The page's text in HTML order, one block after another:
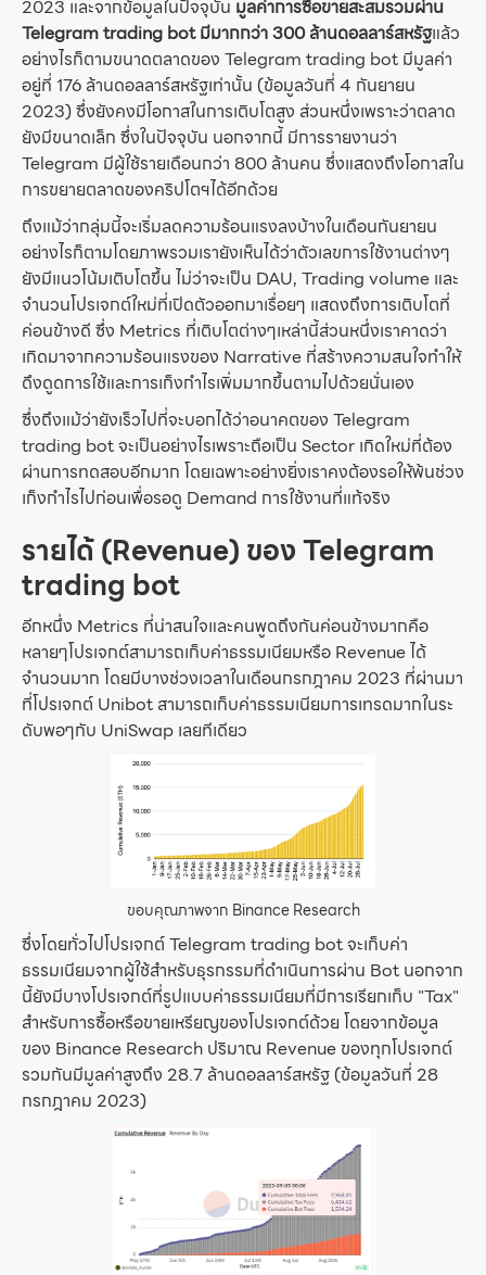
2023 และจากข้อมูลในปัจจุบัน มูลค่าการซื้อขายสะสมรวมผ่าน
Telegram trading bot มีมากกว่า 300 ล้านดอลลาร์สหรัฐแล้ว
อย่างไรก็ตามขนาดตลาดของ Telegram trading bot มีมูลค่า
อยู่ที่ 176 ล้านดอลลาร์สหรัฐเท่านั้น (ข้อมูลวันที่ 4 กันยายน
2023) ซึ่งยังคงมีโอกาสในการเติบโตสูง ส่วนหนึ่งเพราะว่าตลาด
ยังมีขนาดเล็ก ซึ่งในปัจจุบัน นอกจากนี้ มีการรายงานว่า
Telegram มีผู้ใช้รายเดือนกว่า 800 ล้านคน ซึ่งแสดงถึงโอกาสใน
การขยายตลาดของคริปโตฯได้อีกด้วย
ถึงแม้ว่ากลุ่มนี้จะเริ่มลดความร้อนแรงลงบ้างในเดือนกันยายน
อย่างไรก็ตามโดยภาพรวมเรายังเห็นได้ว่าตัวเลขการใช้งานต่างๆ
ยังมีแนวโน้มเติบโตขึ้น ไม่ว่าจะเป็น DAU, Trading volume และ
จำนวนโปรเจกต์ใหม่ที่เปิดตัวออกมาเรื่อยๆ แสดงถึงการเติบโตที่
ค่อนข้างดี ซึ่ง Metrics ที่เติบโตต่างๆเหล่านี้ส่วนหนึ่งเราคาดว่า
เกิดมาจากความร้อนแรงของ Narrative ที่สร้างความสนใจทำให้
ดึงดูดการใช้และการเก็งกำไรเพิ่มมากขึ้นตามไปด้วยนั่นเอง
ซึ่งถึงแม้ว่ายังเร็วไปที่จะบอกได้ว่าอนาคตของ Telegram
trading bot จะเป็นอย่างไรเพราะถือเป็น Sector เกิดใหม่ที่ต้อง
ผ่านการทดสอบอีกมาก โดยเฉพาะอย่างยิ่งเราคงต้องรอให้พ้นช่วง
เก็งกำไรไปก่อนเพื่อรอดู Demand การใช้งานที่แท้จริง
รายได้ (Revenue) ของ Telegram
trading bot
อีกหนึ่ง Metrics ที่น่าสนใจและคนพูดถึงกันค่อนข้างมากคือ
หลายๆโปรเจกต์สามารถเก็บค่าธรรมเนียมหรือ Revenue ได้
จำนวนมาก โดยมีบางช่วงเวลาในเดือนกรกฎาคม 2023 ที่ผ่านมา
ที่โปรเจกต์ Unibot สามารถเก็บค่าธรรมเนียมการเทรดมากในระ
ดับพอๆกับ UniSwap เลยทีเดียว
ขอบคุณภาพจาก Binance Research
ซึ่งโดยทั่วไปโปรเจกต์ Telegram trading bot จะเก็บค่า
ธรรมเนียมจากผู้ใช้สำหรับธุรกรรมที่ดำเนินการผ่าน Bot นอกจาก
นี้ยังมีบางโปรเจกต์ที่รูปแบบค่าธรรมเนียมที่มีการเรียกเก็บ "Tax"
สำหรับการซื้อหรือขายเหรียญของโปรเจกต์ด้วย โดยจากข้อมูล
ของ Binance Research ปริมาณ Revenue ของทุกโปรเจกต์
รวมกันมีมูลค่าสูงถึง 28.7 ล้านดอลลาร์สหรัฐ (ข้อมูลวันที่ 28
กรกฎาคม 2023)